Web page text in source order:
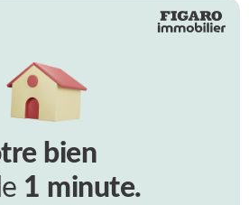
bien
1 minute.